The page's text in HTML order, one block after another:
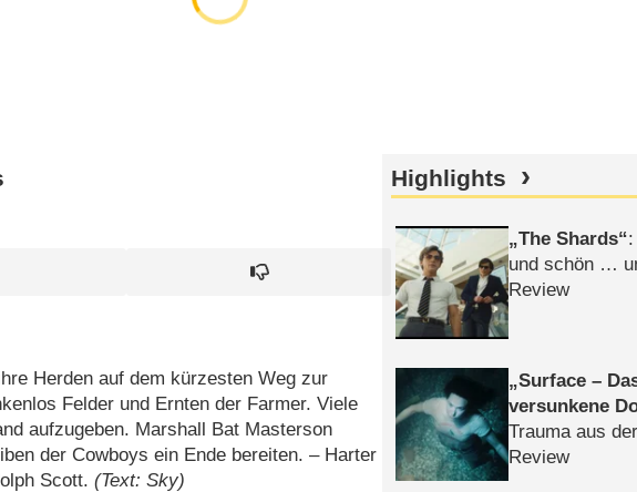
Herden auf dem kürzesten Weg zur
Felder und Ernten der Farmer. Viele
aufzugeben. Marshall Bat Masterson
der Cowboys ein Ende bereiten. – Harter
Scott.(Text: Sky)
Highlights
The Shards
und schön …
Review
Surface –
versunkene
Trauma aus
Review